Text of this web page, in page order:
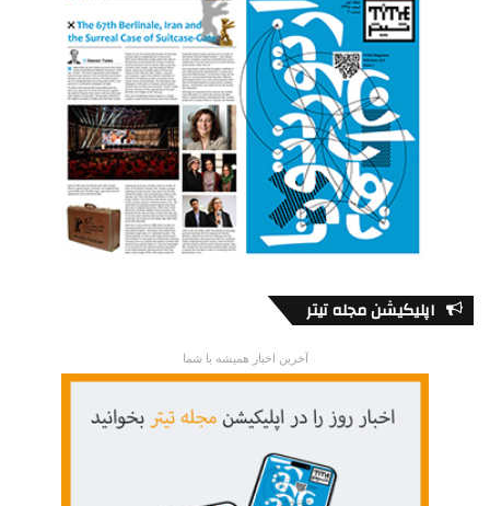
اپلیکیشن مجله تیتر
آخرین اخبار همیشه با شما